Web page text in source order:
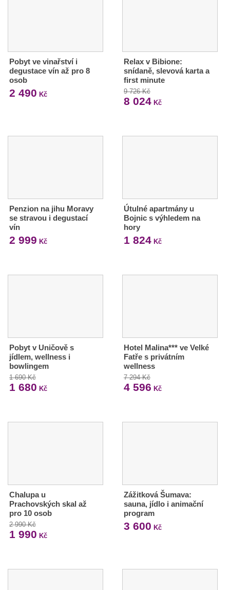
Pobyt ve vinařství i
degustace vín až pro 8
osob
2 490 Kč
Relax v Bibione:
snídaně, slevová karta a
first minute
9 726 Kč
8 024Kč
Penzion na jihu Moravy
se stravou i degustací
vín
2 999 Kč
Útulné apartmány u
Bojnic s výhledem na
hory
1 824Kč
Pobyt v Uničově s
jídlem, wellness i
bowlingem
1 690 Kč
1 680 Kč
Hotel Malina*** ve Velké
Fatře s privátním
wellness
7 294 Kč
4 596 Kč
Chalupa u
Prachovských skal až
pro 10 osob
2 990 Kč
1 990 Kč
Zážitková Šumava:
sauna, jídlo i animační
program
3 600 Kč